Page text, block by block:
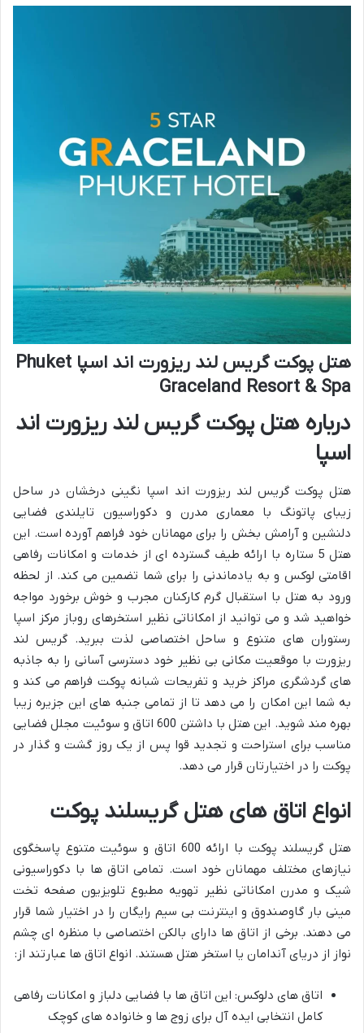
هتل پوکت گریس لند ریزورت اند اسپا Phuket
Graceland Resort & Spa
درباره هتل پوکت گریس لند ریزورت اند
اسپا
هتل پوکت گریس لند ریزورت اند اسپا نگینی درخشان در ساحل
زیبای پاتونگ با معماری مدرن و دکوراسیون تایلندی فضایی
دلنشین و آرامش بخش را برای مهمانان خود فراهم آورده است. این
هتل 5 ستاره با ارائه طیف گسترده ای از خدمات و امکانات رفاهی
اقامتی لوکس و به یادماندنی را برای شما تضمین می کند. از لحظه
ورود به هتل با استقبال گرم کارکنان مجرب و خوش برخورد مواجه
خواهید شد و می توانید از امکاناتی نظیر استخرهای روباز مرکز اسپا
رستوران های متنوع و ساحل اختصاصی لذت ببرید. گریس لند
ریزورت با موقعیت مکانی بی نظیر خود دسترسی آسانی را به جاذبه
های گردشگری مراکز خرید و تفریحات شبانه پوکت فراهم می کند و
به شما این امکان را می دهد تا از تمامی جنبه های این جزیره زیبا
بهره مند شوید. این هتل با داشتن 600 اتاق و سوئیت مجلل فضایی
مناسب برای استراحت و تجدید قوا پس از یک روز گشت و گذار در
پوکت را در اختیارتان قرار می دهد.
انواع اتاق های هتل گریسلند پوکت
هتل گریسلند پوکت با ارائه 600 اتاق و سوئیت متنوع پاسخگوی
نیازهای مختلف مهمانان خود است. تمامی اتاق ها با دکوراسیونی
شیک و مدرن امکاناتی نظیر تهویه مطبوع تلویزیون صفحه تخت
مینی بار گاوصندوق و اینترنت بی سیم رایگان را در اختیار شما قرار
می دهند. برخی از اتاق ها دارای بالکن اختصاصی با منظره ای چشم
نواز از دریای آندامان یا استخر هتل هستند. انواع اتاق ها عبارتند از:
اتاق های دلوکس: این اتاق ها با فضایی دلباز و امکانات رفاهی
کامل انتخابی ایده آل برای زوج ها و خانواده های کوچک